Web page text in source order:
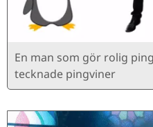
En man som gör rolig
tecknade pingviner